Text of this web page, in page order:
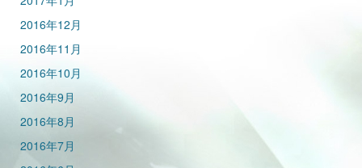
2016年12月
2016年11月
2016年10月
2016年9月
2016年8月
2016年7月